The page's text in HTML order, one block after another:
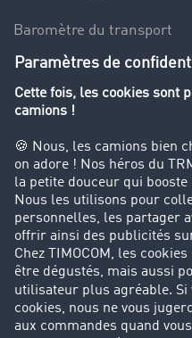
Baromètre du transport
Le dictionnaire du
Interdiction de circulation
Entreprise
Parrainage clients
Success Stories
Cadre légal
Mentions légales